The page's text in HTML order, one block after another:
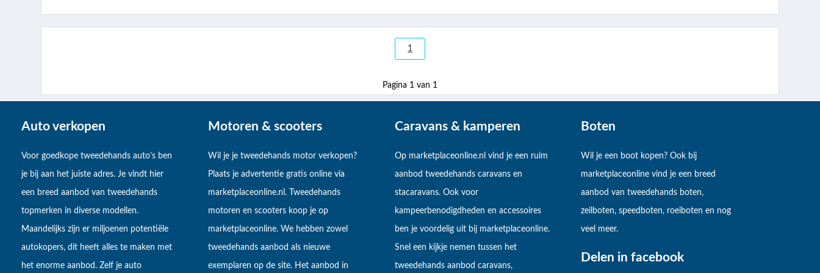
1
Pagina 1 van 1
Auto verkopen
Voor goedkope tweedehands auto’s ben
je bij aan het juiste adres. Je vindt hier
een breed aanbod van tweedehands
topmerken in diverse modellen.
Maandelijks zijn er miljoenen potentiële
autokopers, dit heeft alles te maken met
het enorme aanbod. Zelf je auto
Motoren & scooters
Wil je je tweedehands motor verkopen?
Plaats je advertentie gratis online via
marketplaceonline.nl. Tweedehands
motoren en scooters koop je op
marketplaceonline. We hebben zowel
tweedehands aanbod als nieuwe
exemplaren op de site. Het aanbod in
Caravans & kamperen
Op marketplaceonline.nl vind je een ruim
aanbod tweedehands caravans en
stacaravans. Ook voor
kampeerbenodigdheden en accessoires
ben je voordelig uit bij marketplaceonline.
Snel een kijkje nemen tussen het
tweedehands aanbod caravans,
Boten
Wil je een boot kopen? Ook bij
marketplaceonline vind je een breed
aanbod van tweedehands boten,
zeilboten, speedboten, roeiboten en nog
veel meer.
Delen in facebook